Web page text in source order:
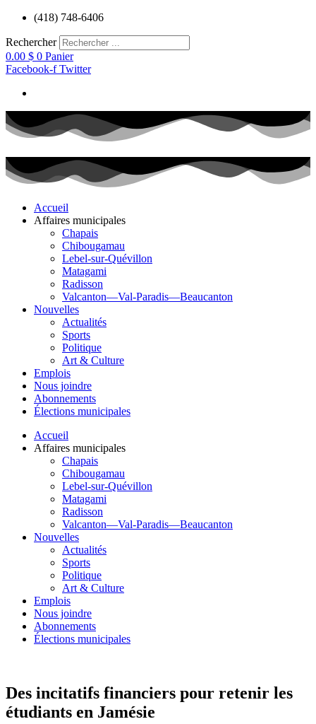
Aller
contenu
(418) 748-6406
Rechercher
0.00 $ 0 Panier
Facebook-f Twitter
Accueil
Affaires municipales
Chapais
Chibougamau
Lebel-sur-Quévillon
Matagami
Radisson
Valcanton—Val-Paradis—Beaucanton
Nouvelles
Actualités
Sports
Politique
Art & Culture
Emplois
Nous joindre
Abonnements
Élections municipales
Accueil
Affaires municipales
Chapais
Chibougamau
Lebel-sur-Quévillon
Matagami
Radisson
Valcanton—Val-Paradis—Beaucanton
Nouvelles
Actualités
Sports
Politique
Art & Culture
Emplois
Nous joindre
Abonnements
Élections municipales
Des incitatifs financiers pour retenir les
étudiants en Jamésie